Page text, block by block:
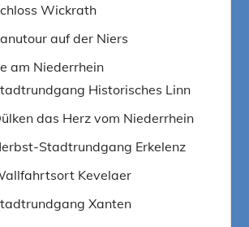
Wickrath
auf der Niers
am Niederrhein
Historisches Linn
das Herz vom Niederrhein
Stadtrundgang Erkelenz
Kevelaer
Xanten